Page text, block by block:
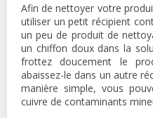
Afin de nettoyer votre
utiliser un petit récipient
un peu de produit de
un chiffon doux dans la
frottez doucement le
abaissez-le dans un autre
manière simple, vous
cuivre de contaminants